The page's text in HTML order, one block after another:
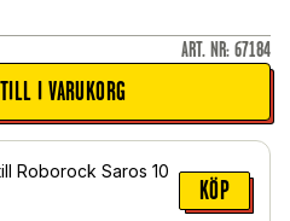
ART. NR: 67184
I VARUKORG
Moppdukar i 2-pack - passar till Roborock Saros 10
KÖP